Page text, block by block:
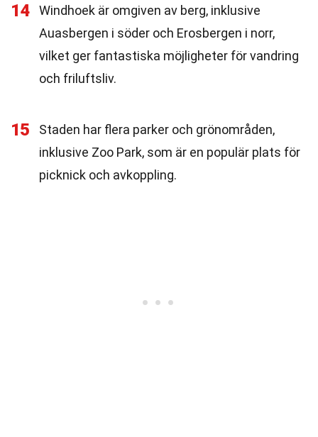
14
Windhoek är omgiven av berg, inklusive
Auasbergen i söder och Erosbergen i norr,
vilket ger fantastiska möjligheter för vandring
och friluftsliv.
15
Staden har flera parker och grönområden,
inklusive Zoo Park, som är en populär plats för
picknick och avkoppling.